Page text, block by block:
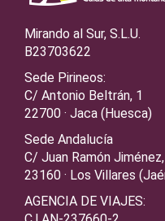
Mirando al Sur, S.L.U.
B23703622
Sede Pirineos:
C/ Antonio Beltrán, 1
22700 · Jaca (Huesca)
Sede Andalucía
C/ Juan Ramón
23160 · Los Villares
AGENCIA DE VIAJES: